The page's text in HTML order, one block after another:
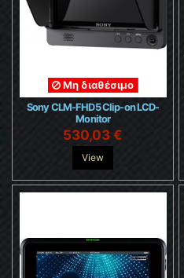
Μη διαθέσιμο
Sony CLM-FHD5 Clip-on LCD-
Monitor
530,03 €
View